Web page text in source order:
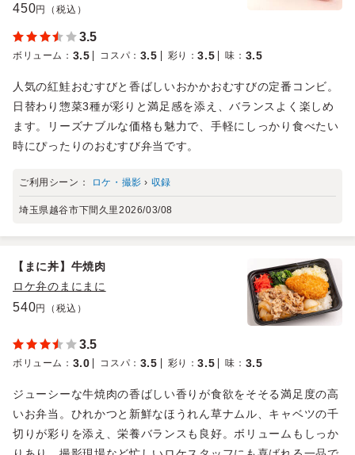
450円（税込）
3.5
ボリューム ： 3.5 コスパ ： 3.5 彩り ：3.5 味 ： 3.5
人気の紅鮭おむすびと香ばしいおかかおむすびの定番コンビ。
日替わり惣菜3種が彩りと満足感を添え、バランスよく楽しめ
ます。リーズナブルな価格も魅力で、手軽にしっかり食べたい
時にぴったりのおむすび弁当です。
ご利用シーン： ロケ・撮影 › 収録
埼玉県越谷市下間久里2026/03/08
【まに丼】牛焼肉
ロケ弁のまにまに
540円（税込）
3.5
ボリューム ： 3.0 コスパ ： 3.5 彩り ：3.5 味 ： 3.5
ジューシーな牛焼肉の香ばしい香りが食欲をそそる満足度の高
いお弁当。ひれかつと新鮮なほうれん草ナムル、キャベツの千
切りが彩りを添え、栄養バランスも良好。ボリュームもしっか